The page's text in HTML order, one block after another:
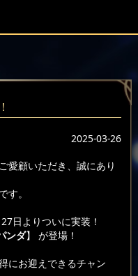
2025-03-26
愛顧いただき、誠にあり
す。
日よりついに実装！
ンダ】 が登場！
にお迎えできるチャン